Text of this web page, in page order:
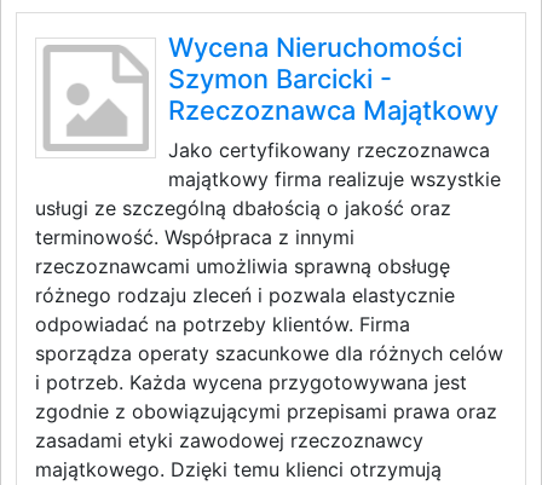
Wycena Nieruchomości
Szymon Barcicki -
Rzeczoznawca Majątkowy
Jako certyfikowany rzeczoznawca
majątkowy firma realizuje wszystkie
usługi ze szczególną dbałością o jakość oraz
terminowość. Współpraca z innymi
rzeczoznawcami umożliwia sprawną obsługę
różnego rodzaju zleceń i pozwala elastycznie
odpowiadać na potrzeby klientów. Firma
sporządza operaty szacunkowe dla różnych celów
i potrzeb. Każda wycena przygotowywana jest
zgodnie z obowiązującymi przepisami prawa oraz
zasadami etyki zawodowej rzeczoznawcy
majątkowego. Dzięki temu klienci otrzymują